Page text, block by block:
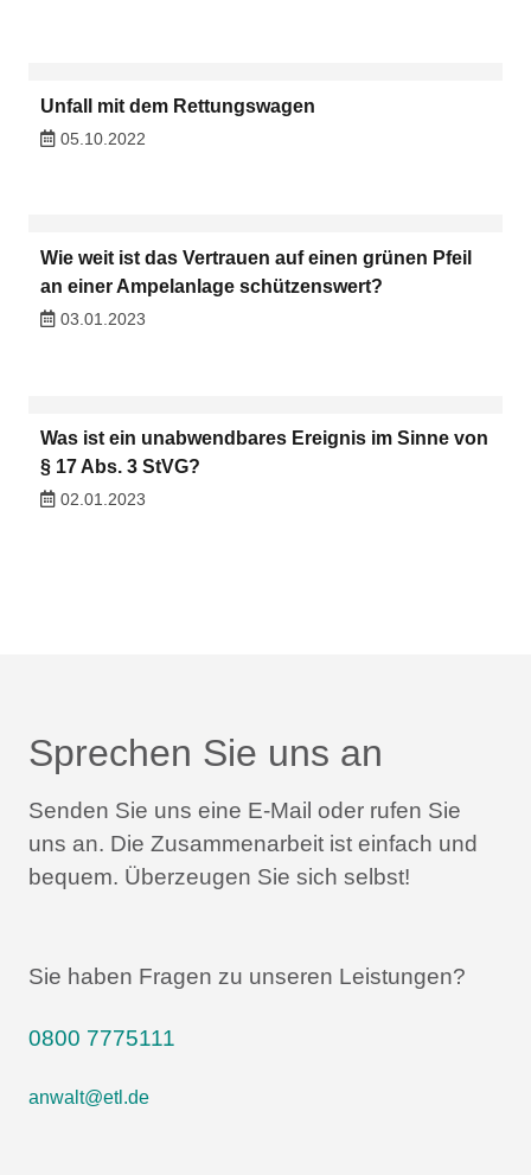
Unfall mit dem Rettungswagen
05.10.2022
Wie weit ist das Vertrauen auf einen grünen Pfeil
an einer Ampelanlage schützenswert?
03.01.2023
Was ist ein unabwendbares Ereignis im Sinne von
§ 17 Abs. 3 StVG?
02.01.2023
Sprechen Sie uns an
Senden Sie uns eine E-Mail oder rufen Sie
uns an. Die Zusammenarbeit ist einfach und
bequem. Überzeugen Sie sich selbst!
Sie haben Fragen zu unseren Leistungen?
0800 7775111
anwalt@etl.de